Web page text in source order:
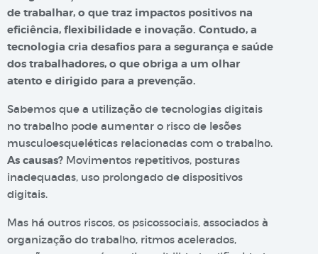
de trabalhar, o que traz impactos positivos na
eficiência, flexibilidade e inovação. Contudo, a
tecnologia cria desafios para a segurança e saúde
dos trabalhadores, o que obriga a um olhar
atento e dirigido para a prevenção.
Sabemos que a utilização de tecnologias digitais
no trabalho pode aumentar o risco de lesões
musculoesqueléticas relacionadas com o trabalho.
As causas? Movimentos repetitivos, posturas
inadequadas, uso prolongado de dispositivos
digitais.
Mas há outros riscos, os psicossociais, associados à
organização do trabalho, ritmos acelerados,